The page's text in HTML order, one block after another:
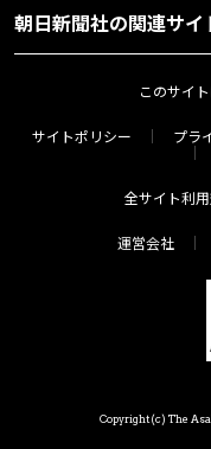
朝日新聞社の関連サイ
このサイ
サイトポリシー プラ
全サイト利
運営会社
Copyright(c) The